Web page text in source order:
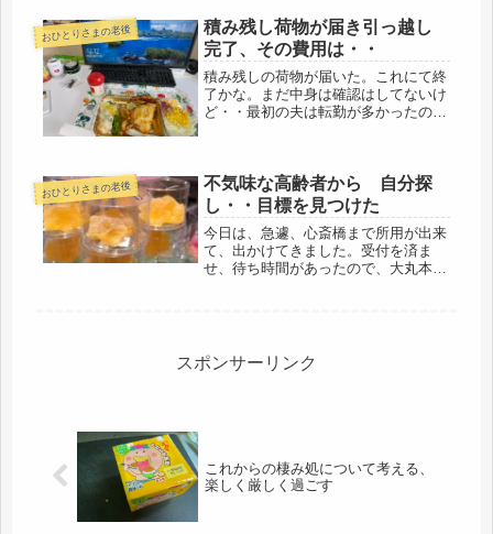
うだ言ってないで、まずは体力作りで
す。しかし、最近、不思議なんです
が、バア...
おひとりさまの老後
積み残し荷物が届き引っ越し
完了、その費用は・・
積み残しの荷物が届いた。これにて終
了かな。まだ中身は確認はしてないけ
ど・・最初の夫は転勤が多かったの
の家にもう一泊することになったの...
おひとりさまの老後
不気味な高齢者から 自分探
し・・目標を見つけた
今日は、急遽、心斎橋まで所用が出来
て、出かけてきました。受付を済ま
せ、待ち時間があったので、大丸本店
のま...
スポンサーリンク
これからの棲み処について考える、
楽しく厳しく過ごす